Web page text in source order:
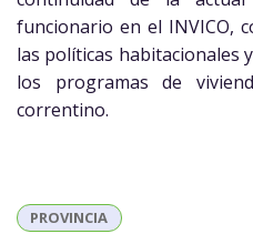
funcionario en el INVICO,
las políticas habitacionales
los programas de
correntino.
PROVINCIA